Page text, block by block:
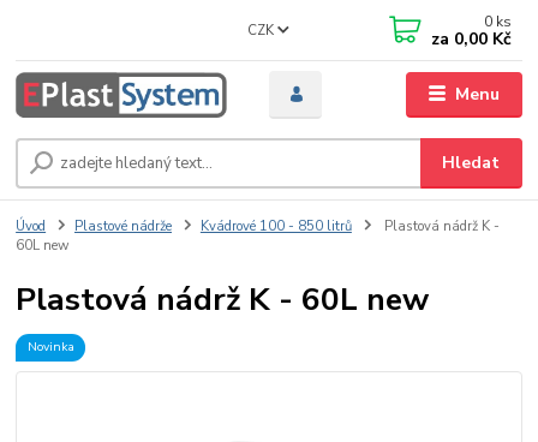
Menu
CZK
Hledat
0 ks
za 0,00 Kč
Úvod Plastové nádrže Kvádrové 100 - 850 litrů
Plastová nádrž K -
60L new
Plastová nádrž K - 60L new
Novinka